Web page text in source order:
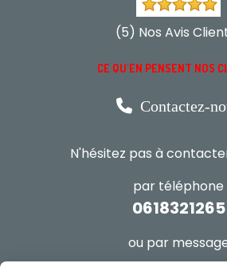
(5) Nos Avis
CE QU'EN PENSENT NOS
 Contactez-
N'hésitez pas à
par téléphone
0618321265
ou par